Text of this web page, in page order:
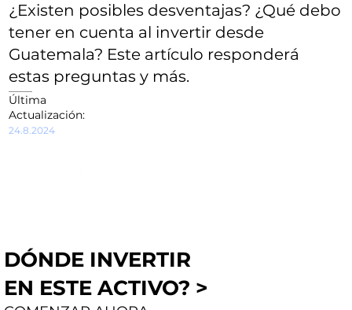
¿Existen posibles desventajas? ¿Qué debo
tener en cuenta al invertir desde
Guatemala? Este artículo responderá
estas preguntas y más.
Última
Actualización:
24.8.2024
DÓNDE INVERTIR
EN ESTE ACTIVO? >